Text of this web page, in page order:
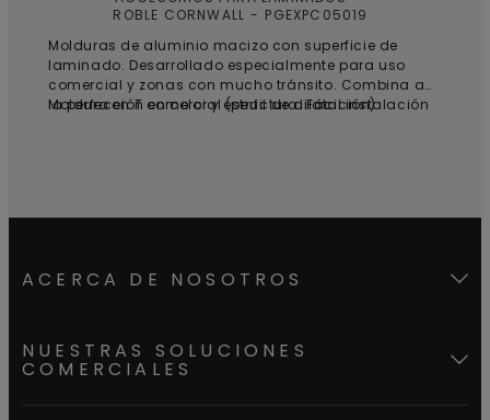
ROBLE CORNWALL
PGEXPC05019
Molduras de aluminio macizo con superficie de
laminado. Desarrollado especialmente para uso
comercial y zonas con mucho tránsito. Combina a
la perfección en color y estructura. Fácil instalación
Moldura en T comercial (perfil de dilatación)
ACERCA DE NOSOTROS
NUESTRAS SOLUCIONES
COMERCIALES